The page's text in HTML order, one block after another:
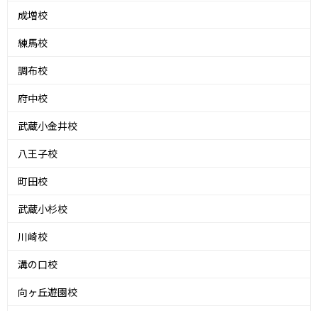
成増校
練馬校
調布校
府中校
武蔵小金井校
八王子校
町田校
武蔵小杉校
川崎校
溝の口校
向ヶ丘遊園校